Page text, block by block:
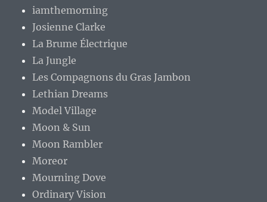
iamthemorning
Josienne Clarke
La Brume Électrique
La Jungle
Les Compagnons du Gras Jambon
Lethian Dreams
Model Village
Moon & Sun
Moon Rambler
Moreor
Mourning Dove
Ordinary Vision